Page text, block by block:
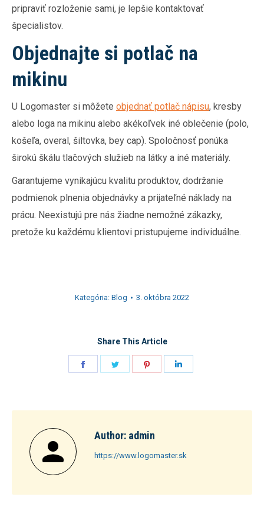
pripraviť rozloženie sami, je lepšie kontaktovať
špecialistov.
Objednajte si potlač na
mikinu
U Logomaster si môžete objednať potlač nápisu, kresby
alebo loga na mikinu alebo akékoľvek iné oblečenie (polo,
košeľa, overal, šiltovka, bey cap). Spoločnosť ponúka
širokú škálu tlačových služieb na látky a iné materiály.
Garantujeme vynikajúcu kvalitu produktov, dodržanie
podmienok plnenia objednávky a prijateľné náklady na
prácu. Neexistujú pre nás žiadne nemožné zákazky,
pretože ku každému klientovi pristupujeme individuálne.
Kategória: Blog 3. októbra 2022
Share This Article
Author: admin
https://www.logomaster.sk